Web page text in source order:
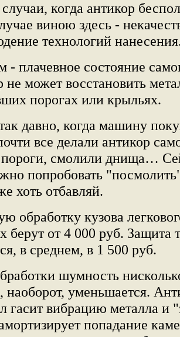
когда антикор
виною здесь -
технологий
- плачевное состояние
не может восстановить
порогах или крыльях.
давно, когда машину
все делали антикор
пороги, смолили днища…
попробовать
хоть отбавляй.
обработку кузова
берут от 4 000 руб. Защита
в среднем, в 1 500 руб.
шумность
наоборот, уменьшается.
гасит вибрацию металла и
попадание